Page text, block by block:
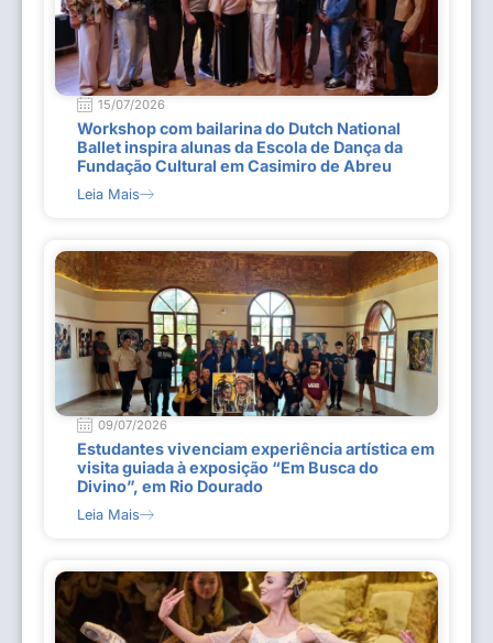
15/07/2026
Workshop com bailarina do Dutch National
Ballet inspira alunas da Escola de Dança da
Fundação Cultural em Casimiro de Abreu
Leia Mais
09/07/2026
Estudantes vivenciam experiência artística em
visita guiada à exposição “Em Busca do
Divino”, em Rio Dourado
Leia Mais